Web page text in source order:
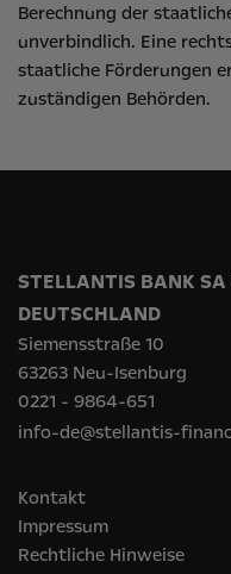
Berechnung der
unverbindlich. Eine
staatliche Förderungen
zuständigen Behörden.
STELLANTIS BANK SA
DEUTSCHLAND
Siemensstraße 10
63263 Neu-Isenburg
0221 - 9864-651
info-de@stellantis-
Kontakt
Impressum
Rechtliche Hinweise